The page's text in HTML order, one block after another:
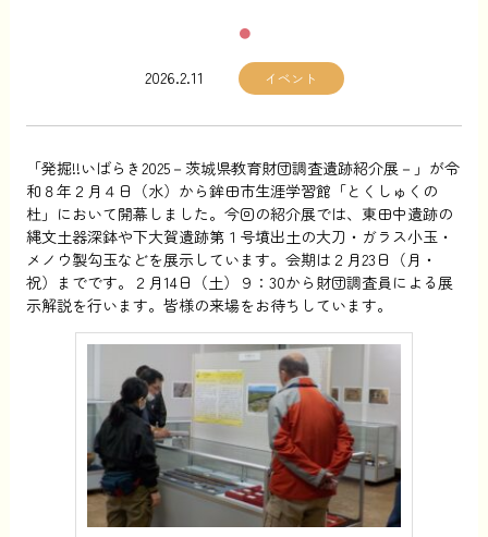
2026.2.11 イベント
「発掘!!いばらき2025－茨城県教育財団調査遺跡紹介展－」が令
和８年２月４日（水）から鉾田市生涯学習館「とくしゅくの
杜」において開幕しました。今回の紹介展では、東田中遺跡の
縄文土器深鉢や下大賀遺跡第１号墳出土の大刀・ガラス小玉・
メノウ製勾玉などを展示しています。会期は２月23日（月・
祝）までです。２月14日（土）９：30から財団調査員による展
示解説を行います。皆様の来場をお待ちしています。